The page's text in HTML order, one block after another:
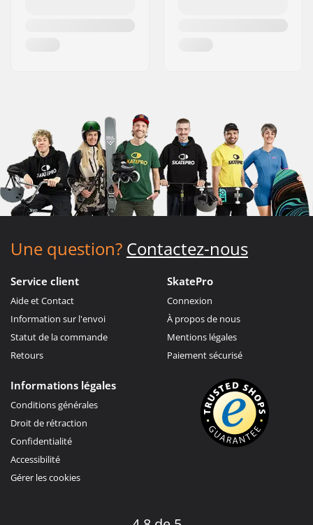
Une question? Contactez-nous
Service client
Aide et Contact
Information sur l'envoi
Statut de la commande
Retours
SkatePro
Connexion
À propos de nous
Mentions légales
Paiement sécurisé
Informations légales
Conditions générales
Droit de rétraction
Confidentialité
Accessibilité
Gérer les cookies